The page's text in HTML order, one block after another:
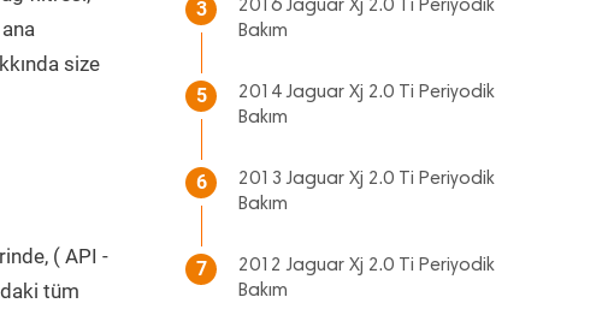
size
( API -
tüm
3
2016 Jaguar Xj 2.0 Ti Periyodik
Bakım
5
2014 Jaguar Xj 2.0 Ti Periyodik
Bakım
6
2013 Jaguar Xj 2.0 Ti Periyodik
Bakım
7
2012 Jaguar Xj 2.0 Ti Periyodik
Bakım